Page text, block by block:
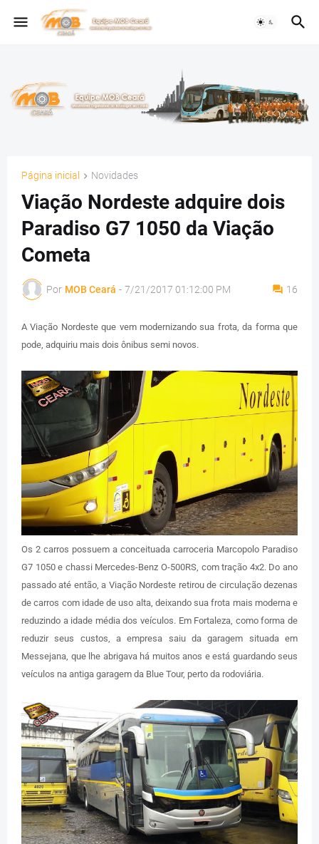
Página inicial Novidades
Viação Nordeste adquire dois
Paradiso G7 1050 da Viação
Cometa
Por MOB Ceará - 7/21/2017 01:12:00 PM 16
A Viação Nordeste que vem modernizando sua frota, da forma que
pode, adquiriu mais dois ônibus semi novos.
Os 2 carros possuem a conceituada carroceria Marcopolo Paradiso
G7 1050 e chassi Mercedes-Benz O-500RS, com tração 4x2. Do ano
passado até então, a Viação Nordeste retirou de circulação dezenas
de carros com idade de uso alta, deixando sua frota mais moderna e
reduzindo a idade média dos veículos. Em Fortaleza, como forma de
reduzir seus custos, a empresa saiu da garagem situada em
Messejana, que lhe abrigava há muitos anos e está guardando seus
veículos na antiga garagem da Blue Tour, perto da rodoviária.